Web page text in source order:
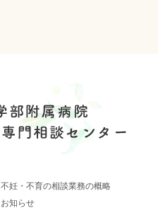
不妊・不育の相談業務の概略
お知らせ